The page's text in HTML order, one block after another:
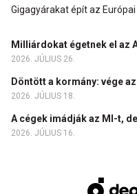
Gigagyárakat épít az Európai
Milliárdokat égetnek el az
2026. JÚLIUS 26.
Döntött a kormány: vége
2026. JÚLIUS 18.
A cégek imádják az MI-t,
2026. JÚLIUS 16.